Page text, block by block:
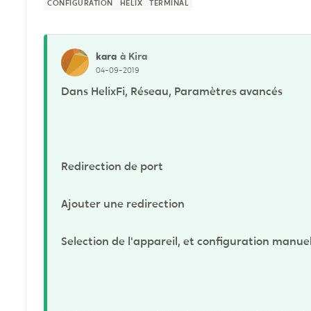
CONFIGURATION HELIX TERMINAL
kara à Kira
04-09-2019
Dans HelixFi, Réseau, Paramètres avancés
Redirection de port
Ajouter une redirection
Selection de l'appareil, et configuration